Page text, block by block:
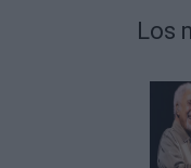
Los